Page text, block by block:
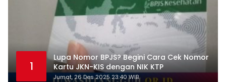
1
Lupa Nomor BPJS? Begini Cara Cek Nomor
Kartu JKN-KIS dengan NIK KTP
Jumat, 26 Des 2025 23:40 WIB